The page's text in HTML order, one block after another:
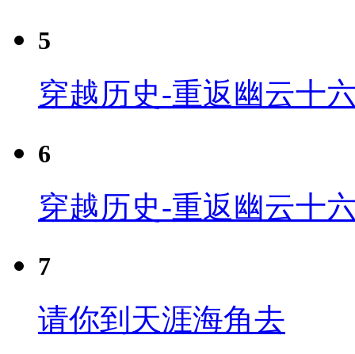
5
穿越历史-重返幽云十
6
穿越历史-重返幽云十
7
请你到天涯海角去